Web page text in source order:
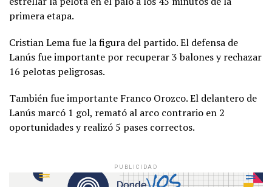
primera etapa.
Cristian Lema fue la figura del partido. El defensa de
Lanús fue importante por recuperar 3 balones y rechazar
16 pelotas peligrosas.
También fue importante Franco Orozco. El delantero de
Lanús marcó 1 gol, remató al arco contrario en 2
oportunidades y realizó 5 pases correctos.
PUBLICIDAD